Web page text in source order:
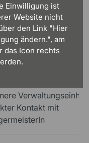
Einwilligung ist
Website nicht
den Link "Hier
ändern.", am
das Icon rechts
eher kleiner
Sie beachten
Kontakt mit